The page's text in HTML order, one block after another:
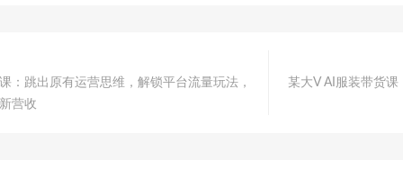
：跳出原有运营思维，解锁平台流量玩法，
营收
某大V AI服装带货